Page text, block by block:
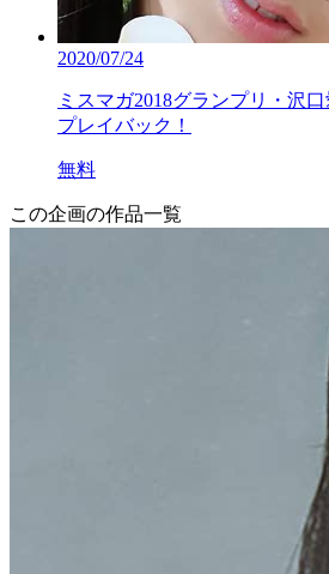
2020/07/24
ミスマガ2018グランプリ・沢
プレイバック！
無料
この企画の作品一覧